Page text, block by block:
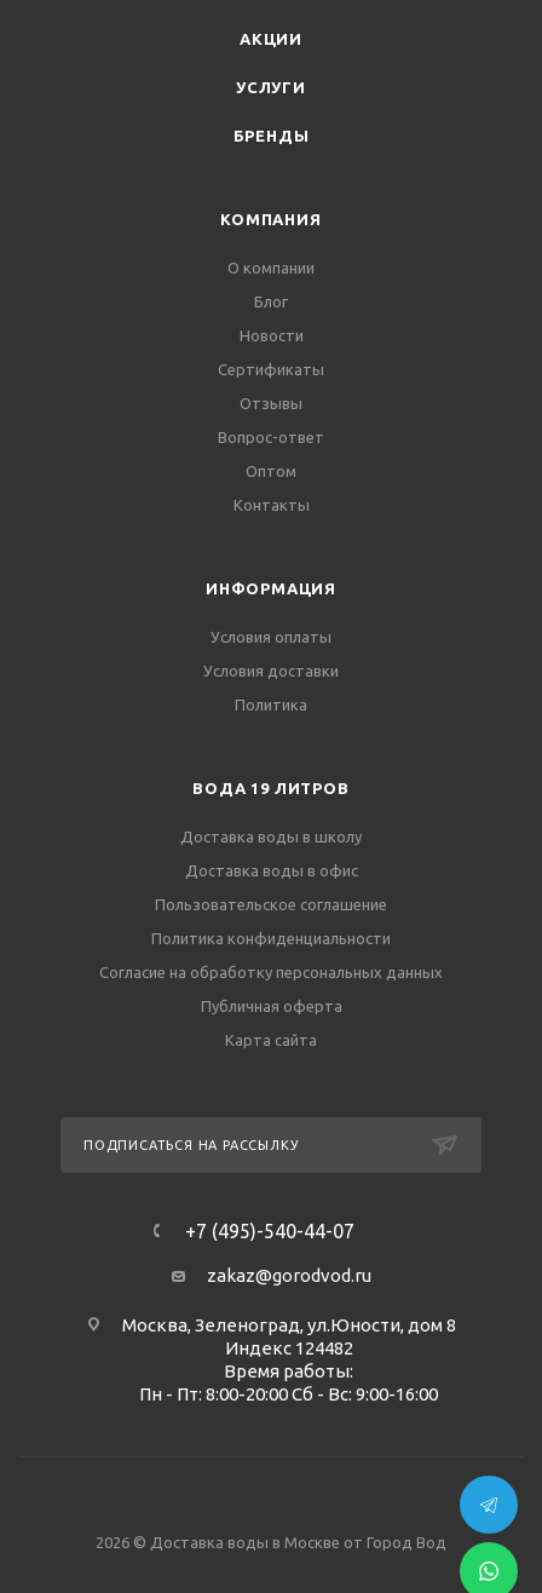
АКЦИИ
УСЛУГИ
БРЕНДЫ
КОМПАНИЯ
О компании
Блог
Новости
Сертификаты
Отзывы
Вопрос-ответ
Оптом
Контакты
ИНФОРМАЦИЯ
Условия оплаты
Условия доставки
Политика
ВОДА 19 ЛИТРОВ
Доставка воды в школу
Доставка воды в офис
Пользовательское соглашение
Политика конфиденциальности
Согласие на обработку персональных данных
Публичная оферта
Карта сайта
ПОДПИСАТЬСЯ НА РАССЫЛКУ
+7 (495)-540-44-07
zakaz@gorodvod.ru
Москва, Зеленоград, ул.Юности, дом 8
Индекс 124482
Время работы:
Пн - Пт: 8:00-20:00 Сб - Вс: 9:00-16:00
2026 © Доставка воды в Москве от Город Вод